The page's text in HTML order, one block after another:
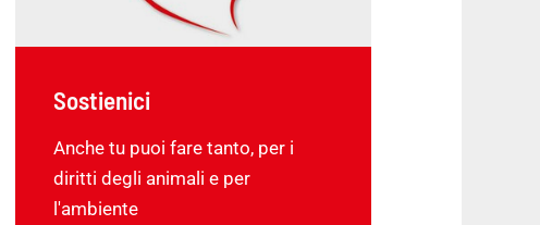
Sostienici
Anche tu puoi fare tanto, per i
diritti degli animali e per
l'ambiente